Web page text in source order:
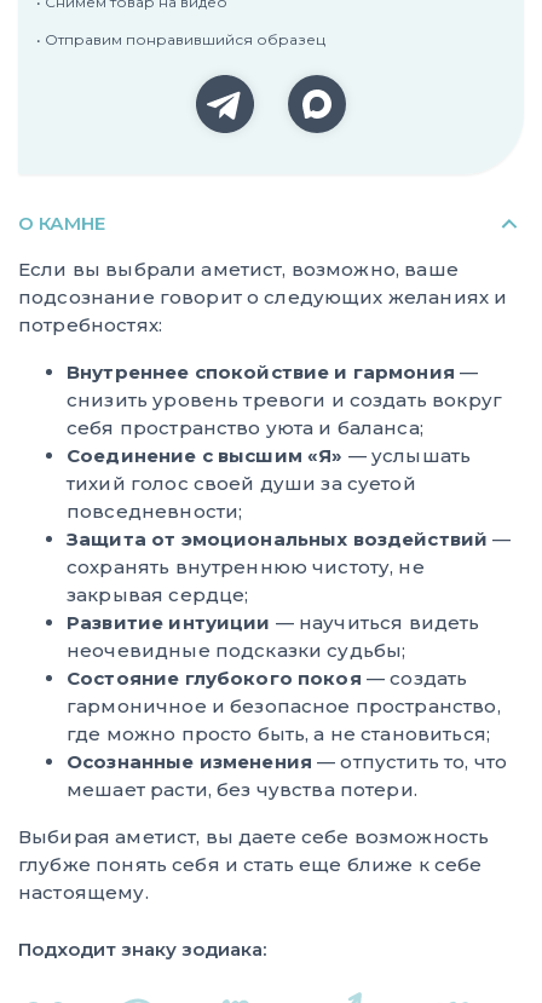
• Отправим понравившийся образец
О КАМНЕ
Если вы выбрали аметист, возможно, ваше
подсознание говорит о следующих желаниях и
потребностях:
Внутреннее спокойствие и гармония —
снизить уровень тревоги и создать вокруг
себя пространство уюта и баланса;
Соединение с высшим «Я» — услышать
тихий голос своей души за суетой
повседневности;
Защита от эмоциональных воздействий —
сохранять внутреннюю чистоту, не
закрывая сердце;
Развитие интуиции — научиться видеть
неочевидные подсказки судьбы;
Состояние глубокого покоя — создать
гармоничное и безопасное пространство,
где можно просто быть, а не становиться;
Осознанные изменения — отпустить то, что
мешает расти, без чувства потери.
Выбирая аметист, вы даете себе возможность
глубже понять себя и стать еще ближе к себе
настоящему.
Подходит знаку зодиака: